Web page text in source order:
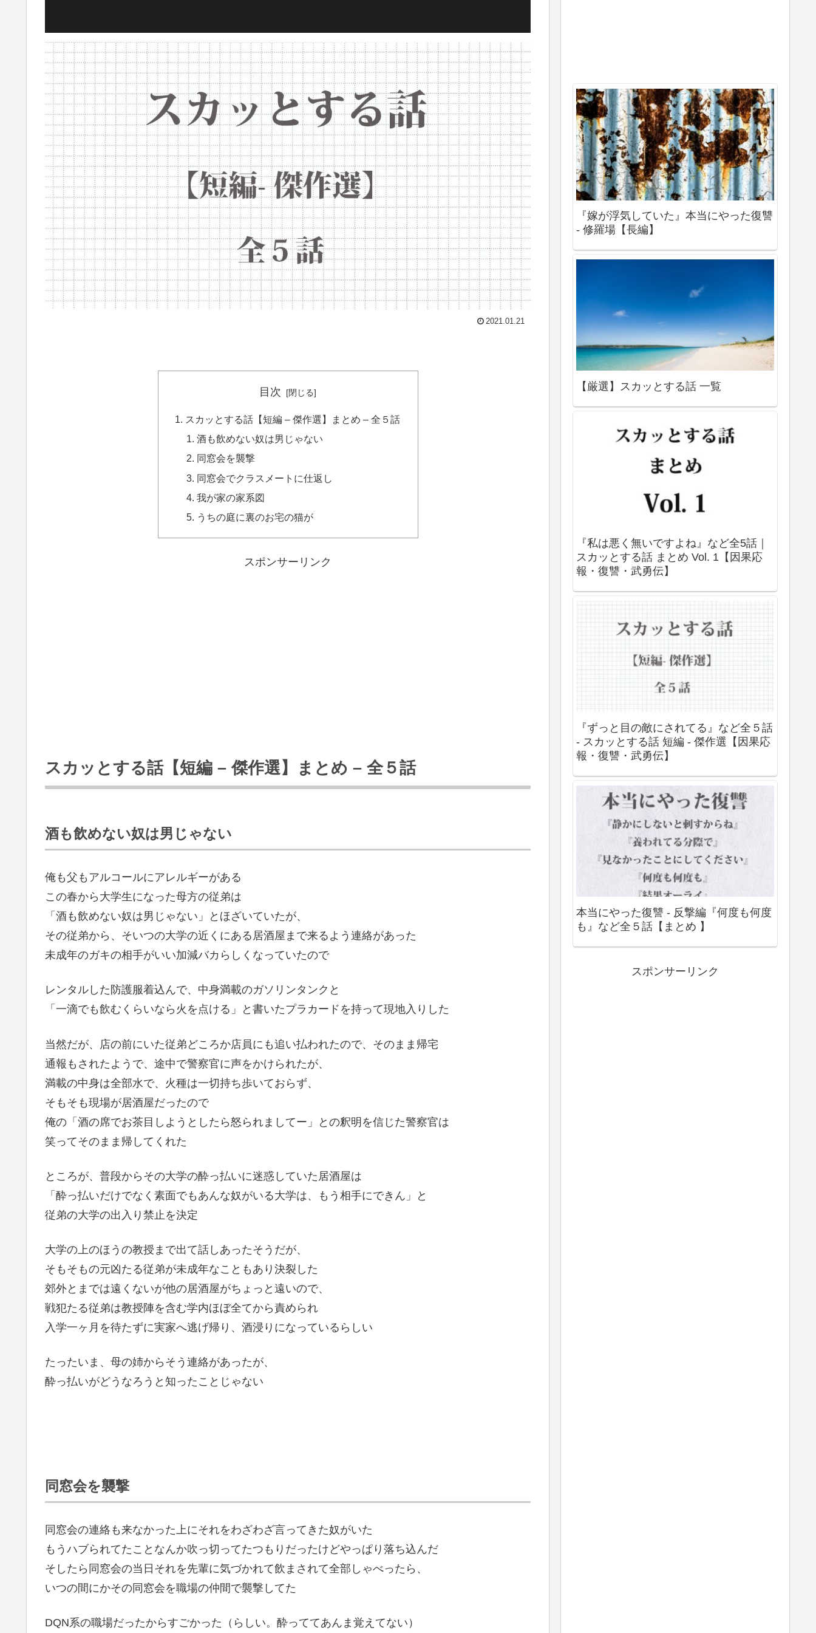
2021.01.21
目次
スカッとする話【短編 – 傑作選】まとめ – 全５話
酒も飲めない奴は男じゃない
同窓会を襲撃
同窓会でクラスメートに仕返し
我が家の家系図
うちの庭に裏のお宅の猫が
スポンサーリンク
スカッとする話【短編 – 傑作選】まとめ – 全５話
酒も飲めない奴は男じゃない
俺も父もアルコールにアレルギーがある
この春から大学生になった母方の従弟は
「酒も飲めない奴は男じゃない」とほざいていたが、
その従弟から、そいつの大学の近くにある居酒屋まで来るよう連絡があった
未成年のガキの相手がいい加減バカらしくなっていたので
レンタルした防護服着込んで、中身満載のガソリンタンクと
「一滴でも飲むくらいなら火を点ける」と書いたプラカードを持って現地入りした
当然だが、店の前にいた従弟どころか店員にも追い払われたので、そのまま帰宅
通報もされたようで、途中で警察官に声をかけられたが、
満載の中身は全部水で、火種は一切持ち歩いておらず、
そもそも現場が居酒屋だったので
俺の「酒の席でお茶目しようとしたら怒られましてー」との釈明を信じた警察官は
笑ってそのまま帰してくれた
ところが、普段からその大学の酔っ払いに迷惑していた居酒屋は
「酔っ払いだけでなく素面でもあんな奴がいる大学は、もう相手にできん」と
従弟の大学の出入り禁止を決定
大学の上のほうの教授まで出て話しあったそうだが、
そもそもの元凶たる従弟が未成年なこともあり決裂した
郊外とまでは遠くないが他の居酒屋がちょっと遠いので、
戦犯たる従弟は教授陣を含む学内ほぼ全てから責められ
入学一ヶ月を待たずに実家へ逃げ帰り、酒浸りになっているらしい
たったいま、母の姉からそう連絡があったが、
酔っ払いがどうなろうと知ったことじゃない
同窓会を襲撃
同窓会の連絡も来なかった上にそれをわざわざ言ってきた奴がいた
もうハブられてたことなんか吹っ切ってたつもりだったけどやっぱり落ち込んだ
そしたら同窓会の当日それを先輩に気づかれて飲まされて全部しゃべったら、
いつの間にかその同窓会を職場の仲間で襲撃してた
DQN系の職場だったからすごかった（らしい。酔っててあんま覚えてない）
『嫁が浮気していた』本当にやった復讐
- 修羅場【長編】
【厳選】スカッとする話 一覧
『私は悪く無いですよね』など全5話｜
スカッとする話 まとめ Vol. 1【因果応
報・復讐・武勇伝】
『ずっと目の敵にされてる』など全５話
- スカッとする話 短編 - 傑作選【因果応
報・復讐・武勇伝】
本当にやった復讐 - 反撃編『何度も何度
も』など全５話【まとめ 】
スポンサーリンク